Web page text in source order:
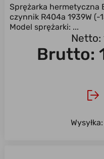
Sprężarka hermetyczna
czynnik R404a 1939W (-
Model sprężarki: ...
Netto:
Brutto:
Wysyłka: